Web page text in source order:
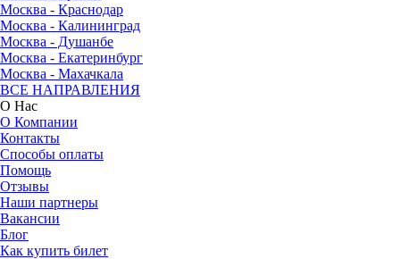
Москва - Краснодар
Москва - Калининград
Москва - Душанбе
Москва - Екатеринбург
Москва - Махачкала
ВСЕ НАПРАВЛЕНИЯ
О Нас
О Компании
Контакты
Способы оплаты
Помощь
Отзывы
Наши партнеры
Вакансии
Блог
Как купить билет